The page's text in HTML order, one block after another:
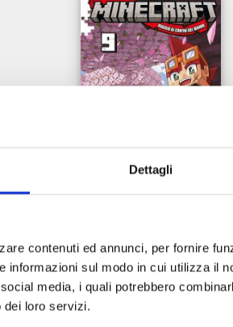
Dettagli
contenuti ed annunci, per fornire
informazioni sul modo in cui utilizza il
media, i quali potrebbero
dei loro servizi.
- VIAGGIO AI CONFINI DEL
16/06/2026